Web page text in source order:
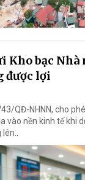
Kho bạc Nhà
được lợi
QĐ-NHNN, cho
vào nền kinh tế khi